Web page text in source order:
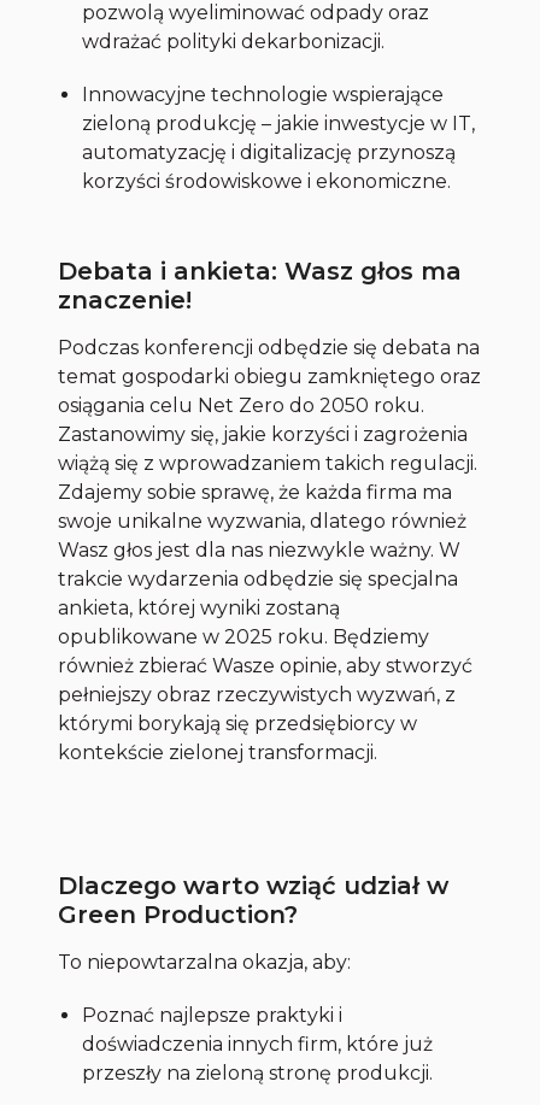
pozwolą wyeliminować odpady oraz
wdrażać polityki dekarbonizacji.
Innowacyjne technologie wspierające
zieloną produkcję – jakie inwestycje w IT,
automatyzację i digitalizację przynoszą
korzyści środowiskowe i ekonomiczne.
Debata i ankieta: Wasz głos ma
znaczenie!
Podczas konferencji odbędzie się debata na
temat gospodarki obiegu zamkniętego oraz
osiągania celu Net Zero do 2050 roku.
Zastanowimy się, jakie korzyści i zagrożenia
wiążą się z wprowadzaniem takich regulacji.
Zdajemy sobie sprawę, że każda firma ma
swoje unikalne wyzwania, dlatego również
Wasz głos jest dla nas niezwykle ważny. W
trakcie wydarzenia odbędzie się specjalna
ankieta, której wyniki zostaną
opublikowane w 2025 roku. Będziemy
również zbierać Wasze opinie, aby stworzyć
pełniejszy obraz rzeczywistych wyzwań, z
którymi borykają się przedsiębiorcy w
kontekście zielonej transformacji.
Dlaczego warto wziąć udział w
Green Production?
To niepowtarzalna okazja, aby:
Poznać najlepsze praktyki i
doświadczenia innych firm, które już
przeszły na zieloną stronę produkcji.